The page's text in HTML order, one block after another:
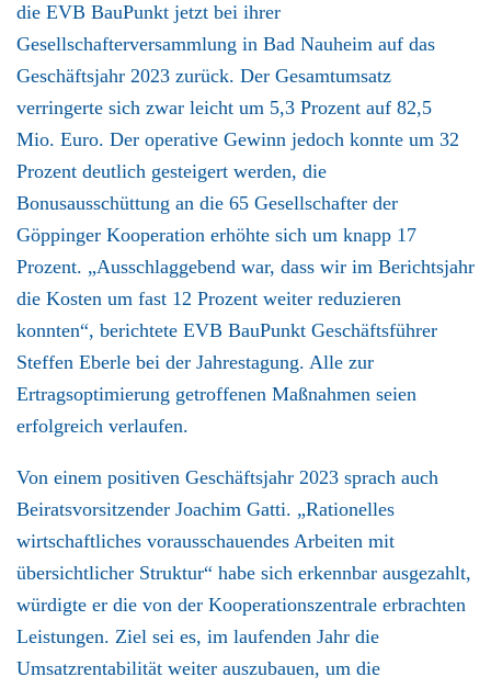
die EVB BauPunkt jetzt bei ihrer
Gesellschafterversammlung in Bad Nauheim auf das
Geschäftsjahr 2023 zurück. Der Gesamtumsatz
verringerte sich zwar leicht um 5,3 Prozent auf 82,5
Mio. Euro. Der operative Gewinn jedoch konnte um 32
Prozent deutlich gesteigert werden, die
Bonusausschüttung an die 65 Gesellschafter der
Göppinger Kooperation erhöhte sich um knapp 17
Prozent. „Ausschlaggebend war, dass wir im Berichtsjahr
die Kosten um fast 12 Prozent weiter reduzieren
konnten“, berichtete EVB BauPunkt Geschäftsführer
Steffen Eberle bei der Jahrestagung. Alle zur
Ertragsoptimierung getroffenen Maßnahmen seien
erfolgreich verlaufen.
Von einem positiven Geschäftsjahr 2023 sprach auch
Beiratsvorsitzender Joachim Gatti. „Rationelles
wirtschaftliches vorausschauendes Arbeiten mit
übersichtlicher Struktur“ habe sich erkennbar ausgezahlt,
würdigte er die von der Kooperationszentrale erbrachten
Leistungen. Ziel sei es, im laufenden Jahr die
Umsatzrentabilität weiter auszubauen, um die